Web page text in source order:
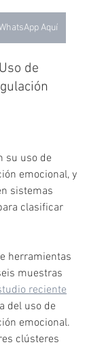
Aquí
de
su uso de
emocional, y
sistemas
clasificar
herramientas
muestras
reciente
del uso de
emocional.
clústeres